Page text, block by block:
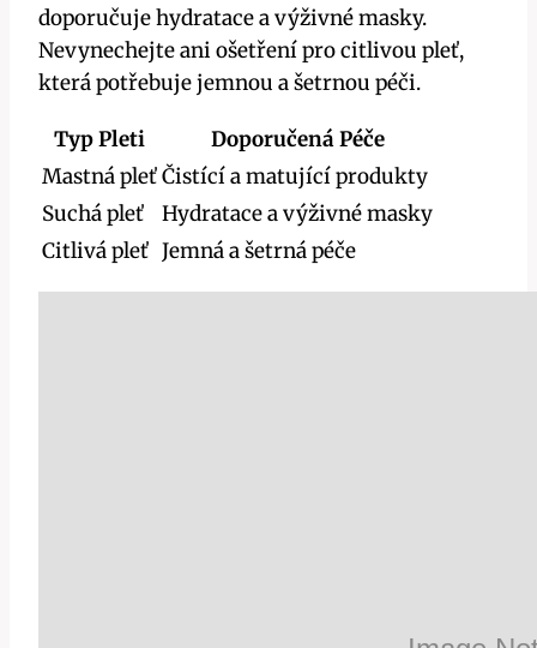
doporučuje hydratace a výživné masky.
Nevynechejte ani ošetření pro citlivou pleť,
která potřebuje jemnou a šetrnou péči.
Typ Pleti
Doporučená Péče
Mastná pleťČistící a matující produkty
Suchá pleť
Hydratace a výživné masky
Citlivá pleť Jemná a šetrná péče